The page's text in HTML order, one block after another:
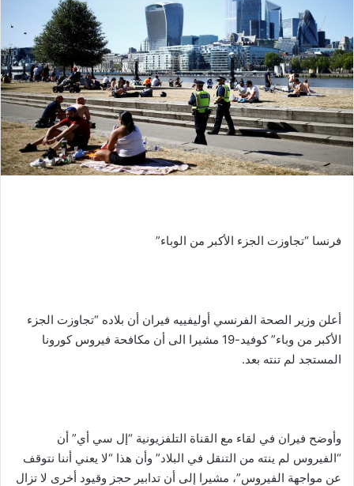
ل
ب
ر
ي
د
ا
إ
ل
ك
ت
فرنسا “تجاوزت الجزء الأكبر من الوباء”
أعلن وزير الصحة الفرنسي أوليفييه فيران أن بلاده “تجاوزت الجزء
الأكبر من وباء” كوفيد-19 مشيرا الى أن مكافحة فيروس كورونا
المستجد لم تنته بعد.
وأوضح فيران في لقاء مع القناة التلفزيونية “إل سي أي” أن
“الفيروس لم ينته من التنقل في البلاد” وأن هذا “لا يعني أننا نتوقف
عن مواجهة الفيروس”، مشيرا إلى أن تدابير حجز وقيود أخرى لا تزال